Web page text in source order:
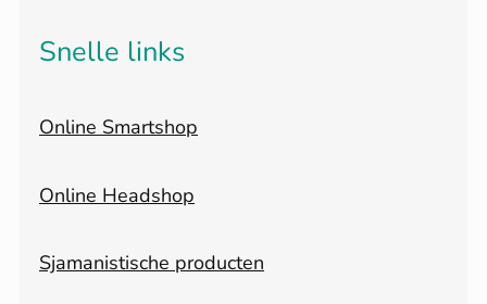
Snelle links
Online Smartshop
Online Headshop
Sjamanistische producten